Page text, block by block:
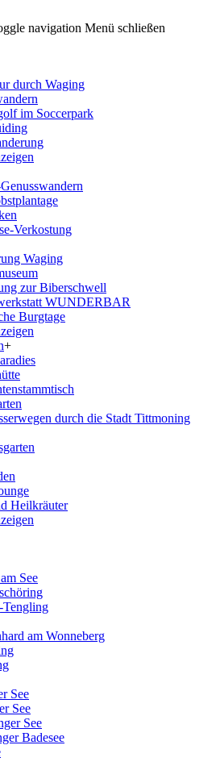
navigation Menü schließen
durch Waging
im Soccerpark
Verkostung
Waging
zur Biberschwell
WUNDERBAR
Burgtage
+
durch die Stadt Tittmoning
Heilkräuter
See
Tengling
am Wonneberg
See
See
See
Badesee